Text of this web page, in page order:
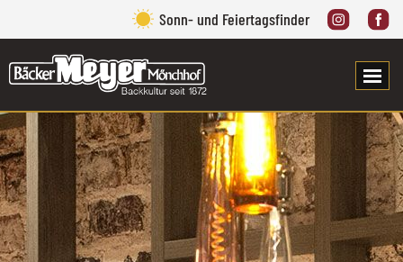
Sonn- und Feiertagsfinder